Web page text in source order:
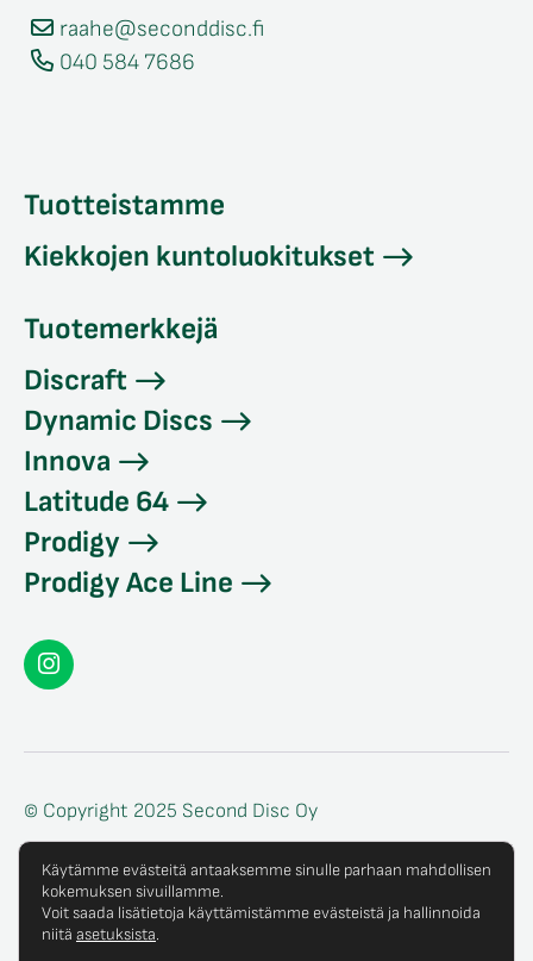
raahe@seconddisc.fi
040 584 7686
Tuotteistamme
Kiekkojen kuntoluokitukset
Tuotemerkkejä
Discraft
Dynamic Discs
Innova
Latitude 64
Prodigy
Prodigy Ace Line
Seconddisc
© Copyright 2025 Second Disc Oy
Tietosuojaseloste
Tilaus- ja toimitusehdot
Käytämme evästeitä antaaksemme sinulle parhaan mahdollisen
kokemuksen sivuillamme.
Voit saada lisätietoja käyttämistämme evästeistä ja hallinnoida
niitä asetuksista.